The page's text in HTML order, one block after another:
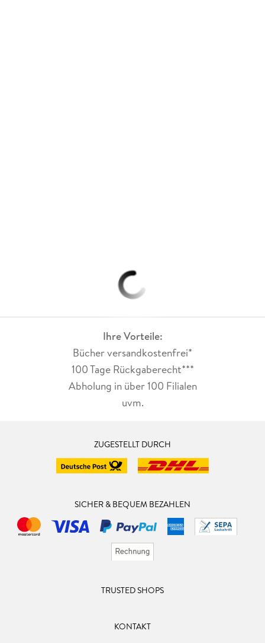
Ihre Vorteile:
Bücher versandkostenfrei*
100 Tage Rückgaberecht***
Abholung in über 100 Filialen
uvm.
ZUGESTELLT DURCH
SICHER & BEQUEM BEZAHLEN
TRUSTED SHOPS
KONTAKT